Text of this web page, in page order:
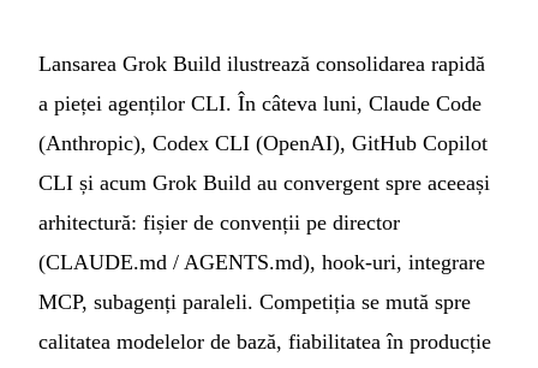
Lansarea Grok Build ilustrează consolidarea rapidă
a pieței agenților CLI. În câteva luni, Claude Code
(Anthropic), Codex CLI (OpenAI), GitHub Copilot
CLI și acum Grok Build au convergent spre aceeași
arhitectură: fișier de convenții pe director
(CLAUDE.md / AGENTS.md), hook-uri, integrare
MCP, subagenți paraleli. Competiția se mută spre
calitatea modelelor de bază, fiabilitatea în producție